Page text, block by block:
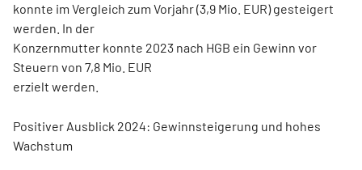
konnte im Vergleich zum Vorjahr (3,9 Mio. EUR) gesteigert
werden. In der
Konzernmutter konnte 2023 nach HGB ein Gewinn vor
Steuern von 7,8 Mio. EUR
erzielt werden.
Positiver Ausblick 2024: Gewinnsteigerung und hohes
Wachstum